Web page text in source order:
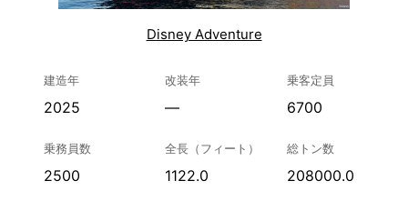
Disney Adventure
建造年
2025
改装年
—
乗客定員
6700
乗務員数
2500
全長（フィート）
1122.0
総トン数
208000.0